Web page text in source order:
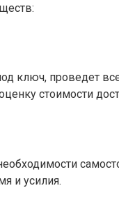
ключ, проведет
стоимости
и усилия.